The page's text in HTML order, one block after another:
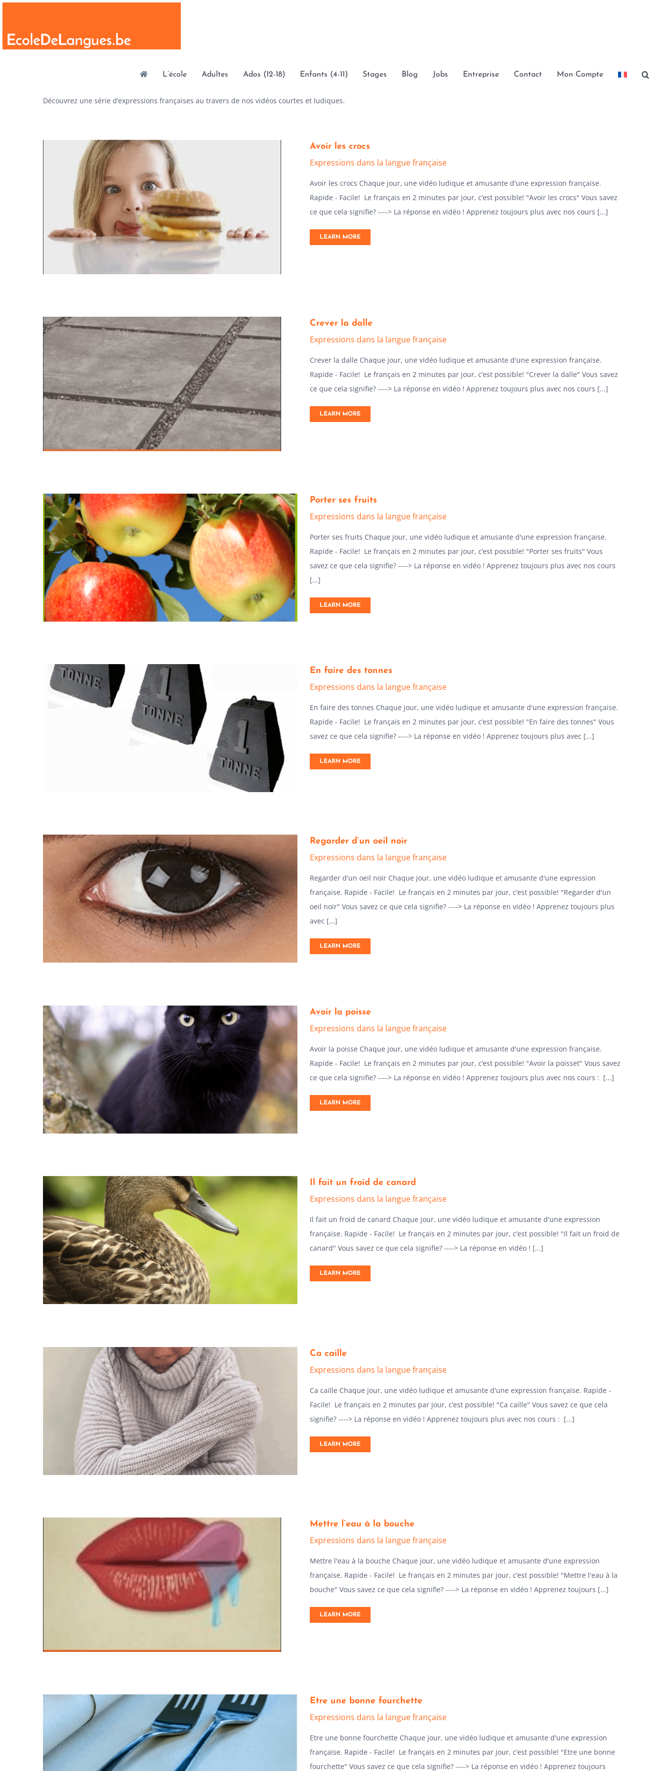
content
L’école Adultes Ados (12-18) Enfants (4-11) Stages Blog Jobs Entreprise Contact Mon Compte
Découvrez une série d’expressions françaises au travers de nos vidéos courtes et ludiques.
Avoir les crocs
Expressions dans la langue française
Avoir les crocs Chaque jour, une vidéo ludique et amusante d'une expression française.
Rapide - Facile! Le français en 2 minutes par jour, c’est possible! "Avoir les crocs" Vous savez
ce que cela signifie? ----> La réponse en vidéo ! Apprenez toujours plus avec nos cours [...]
LEARN MORE
Crever la dalle
Expressions dans la langue française
Crever la dalle Chaque jour, une vidéo ludique et amusante d'une expression française.
Rapide - Facile! Le français en 2 minutes par jour, c’est possible! "Crever la dalle" Vous savez
ce que cela signifie? ----> La réponse en vidéo ! Apprenez toujours plus avec nos cours [...]
LEARN MORE
Porter ses fruits
Expressions dans la langue française
Porter ses fruits Chaque jour, une vidéo ludique et amusante d'une expression française.
Rapide - Facile! Le français en 2 minutes par jour, c’est possible! "Porter ses fruits" Vous
savez ce que cela signifie? ----> La réponse en vidéo ! Apprenez toujours plus avec nos cours
[...]
LEARN MORE
En faire des tonnes
Expressions dans la langue française
En faire des tonnes Chaque jour, une vidéo ludique et amusante d'une expression française.
Rapide - Facile! Le français en 2 minutes par jour, c’est possible! "En faire des tonnes" Vous
savez ce que cela signifie? ----> La réponse en vidéo ! Apprenez toujours plus avec [...]
LEARN MORE
Regarder d’un oeil noir
Expressions dans la langue française
Regarder d'un oeil noir Chaque jour, une vidéo ludique et amusante d'une expression
française. Rapide - Facile! Le français en 2 minutes par jour, c’est possible! "Regarder d'un
oeil noir" Vous savez ce que cela signifie? ----> La réponse en vidéo ! Apprenez toujours plus
avec [...]
LEARN MORE
Avoir la poisse
Expressions dans la langue française
Avoir la poisse Chaque jour, une vidéo ludique et amusante d'une expression française.
Rapide - Facile! Le français en 2 minutes par jour, c’est possible! "Avoir la poisset" Vous savez
ce que cela signifie? ----> La réponse en vidéo ! Apprenez toujours plus avec nos cours : [...]
LEARN MORE
Il fait un froid de canard
Expressions dans la langue française
Il fait un froid de canard Chaque jour, une vidéo ludique et amusante d'une expression
française. Rapide - Facile! Le français en 2 minutes par jour, c’est possible! "Il fait un froid de
canard" Vous savez ce que cela signifie? ----> La réponse en vidéo ! [...]
LEARN MORE
Ca caille
Expressions dans la langue française
Ca caille Chaque jour, une vidéo ludique et amusante d'une expression française. Rapide -
Facile! Le français en 2 minutes par jour, c’est possible! "Ca caille" Vous savez ce que cela
signifie? ----> La réponse en vidéo ! Apprenez toujours plus avec nos cours : [...]
LEARN MORE
Mettre l’eau à la bouche
Expressions dans la langue française
Mettre l'eau à la bouche Chaque jour, une vidéo ludique et amusante d'une expression
française. Rapide - Facile! Le français en 2 minutes par jour, c’est possible! "Mettre l'eau à la
bouche" Vous savez ce que cela signifie? ----> La réponse en vidéo ! Apprenez toujours [...]
LEARN MORE
Etre une bonne fourchette
Expressions dans la langue française
Etre une bonne fourchette Chaque jour, une vidéo ludique et amusante d'une expression
française. Rapide - Facile! Le français en 2 minutes par jour, c’est possible! "Etre une bonne
fourchette" Vous savez ce que cela signifie? ----> La réponse en vidéo ! Apprenez toujours